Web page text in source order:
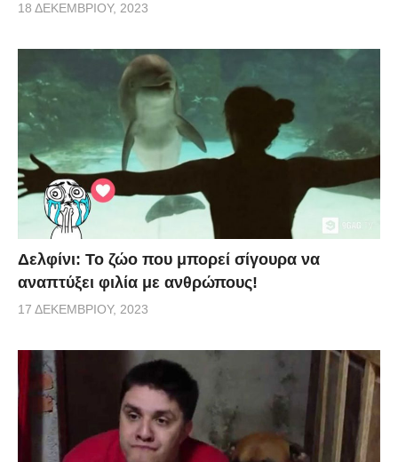
18 ΔΕΚΕΜΒΡΊΟΥ, 2023
Δελφίνι: Το ζώο που μπορεί σίγουρα να
αναπτύξει φιλία με ανθρώπους!
17 ΔΕΚΕΜΒΡΊΟΥ, 2023